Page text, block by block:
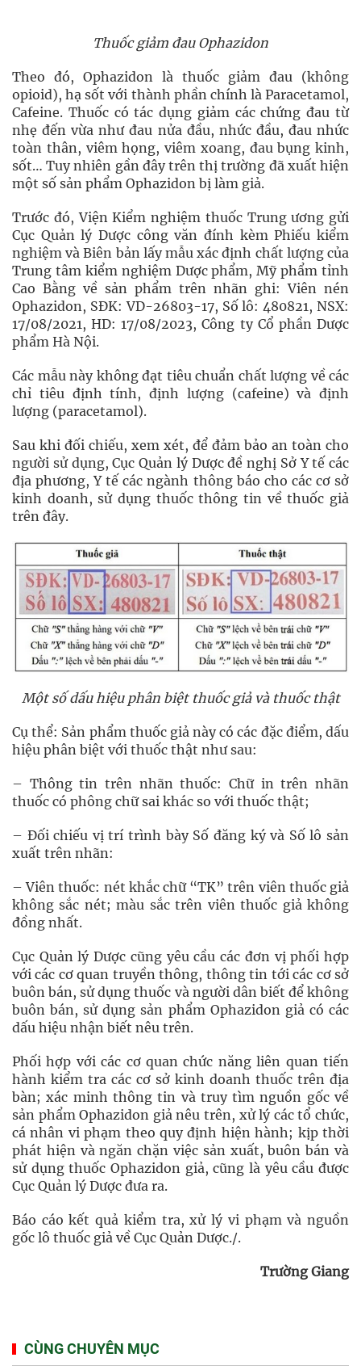
Thuốc giảm đau Ophazidon
Theo đó, Ophazidon là thuốc giảm đau (không
opioid), hạ sốt với thành phần chính là Paracetamol,
Cafeine. Thuốc có tác dụng giảm các chứng đau từ
nhẹ đến vừa như đau nửa đầu, nhức đầu, đau nhức
toàn thân, viêm họng, viêm xoang, đau bụng kinh,
sốt… Tuy nhiên gần đây trên thị trường đã xuất hiện
một số sản phẩm Ophazidon bị làm giả.
Trước đó, Viện Kiểm nghiệm thuốc Trung ương gửi
Cục Quản lý Dược công văn đính kèm Phiếu kiểm
nghiệm và Biên bản lấy mẫu xác định chất lượng của
Trung tâm kiểm nghiệm Dược phẩm, Mỹ phẩm tỉnh
Cao Bằng về sản phẩm trên nhãn ghi: Viên nén
Ophazidon, SĐK: VD-26803-17, Số lô: 480821, NSX:
17/08/2021, HD: 17/08/2023, Công ty Cổ phần Dược
phẩm Hà Nội.
Các mẫu này không đạt tiêu chuẩn chất lượng về các
chỉ tiêu định tính, định lượng (cafeine) và định
lượng (paracetamol).
Sau khi đối chiếu, xem xét, để đảm bảo an toàn cho
người sử dụng, Cục Quản lý Dược đề nghị Sở Y tế các
địa phương, Y tế các ngành thông báo cho các cơ sở
kinh doanh, sử dụng thuốc thông tin về thuốc giả
trên đây.
Một số dấu hiệu phân biệt thuốc giả và thuốc thật
Cụ thể: Sản phẩm thuốc giả này có các đặc điểm, dấu
hiệu phân biệt với thuốc thật như sau:
– Thông tin trên nhãn thuốc: Chữ in trên nhãn
thuốc có phông chữ sai khác so với thuốc thật;
– Đối chiếu vị trí trình bày Số đăng ký và Số lô sản
xuất trên nhãn:
– Viên thuốc: nét khắc chữ “TK” trên viên thuốc giả
không sắc nét; màu sắc trên viên thuốc giả không
đồng nhất.
Cục Quản lý Dược cũng yêu cầu các đơn vị phối hợp
với các cơ quan truyền thông, thông tin tới các cơ sở
buôn bán, sử dụng thuốc và người dân biết để không
buôn bán, sử dụng sản phẩm Ophazidon giả có các
dấu hiệu nhận biết nêu trên.
Phối hợp với các cơ quan chức năng liên quan tiến
hành kiểm tra các cơ sở kinh doanh thuốc trên địa
bàn; xác minh thông tin và truy tìm nguồn gốc về
sản phẩm Ophazidon giả nêu trên, xử lý các tổ chức,
cá nhân vi phạm theo quy định hiện hành; kịp thời
phát hiện và ngăn chặn việc sản xuất, buôn bán và
sử dụng thuốc Ophazidon giả, cũng là yêu cầu được
Cục Quản lý Dược đưa ra.
Báo cáo kết quả kiểm tra, xử lý vi phạm và nguồn
gốc lô thuốc giả về Cục Quản Dược./.
Trường Giang
CÙNG CHUYÊN MỤC